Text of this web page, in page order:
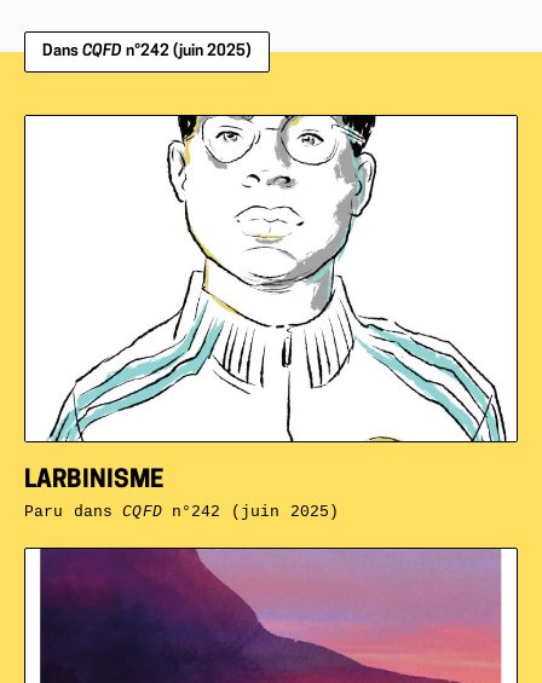
Dans CQFD n°242 (juin 2025)
LARBINISME
Paru dansCQFDn°242 (juin 2025)